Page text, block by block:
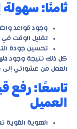
ثامنًا:
وجود قواعد
تقليل الوقت في
تحسين جودة
كل ذلك نتيجة وجود
العمل من عشوائي
تاسعًا: رفع
العميل
الهوية القوية